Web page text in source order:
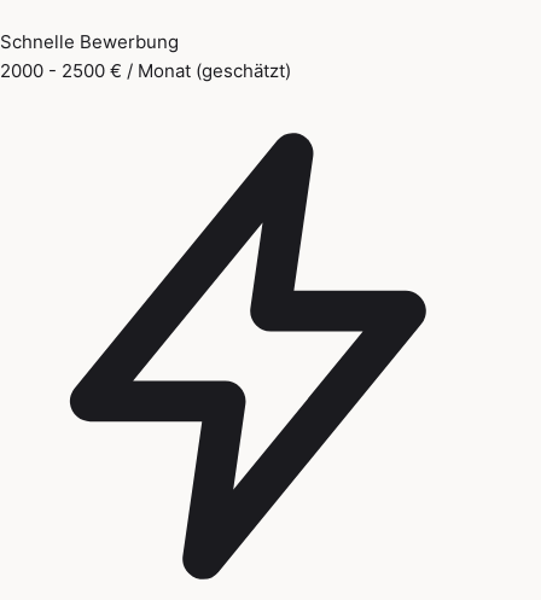
Schnelle Bewerbung
2000 - 2500 € / Monat (geschätzt)